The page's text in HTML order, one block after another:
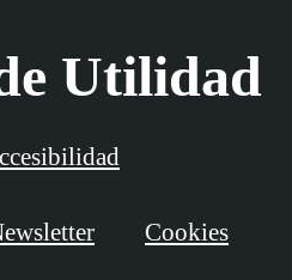
Utilidad
Cookies